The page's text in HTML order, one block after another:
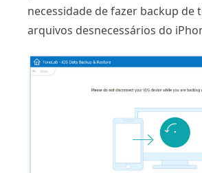
necessidade de fazer backup de
arquivos desnecessários do